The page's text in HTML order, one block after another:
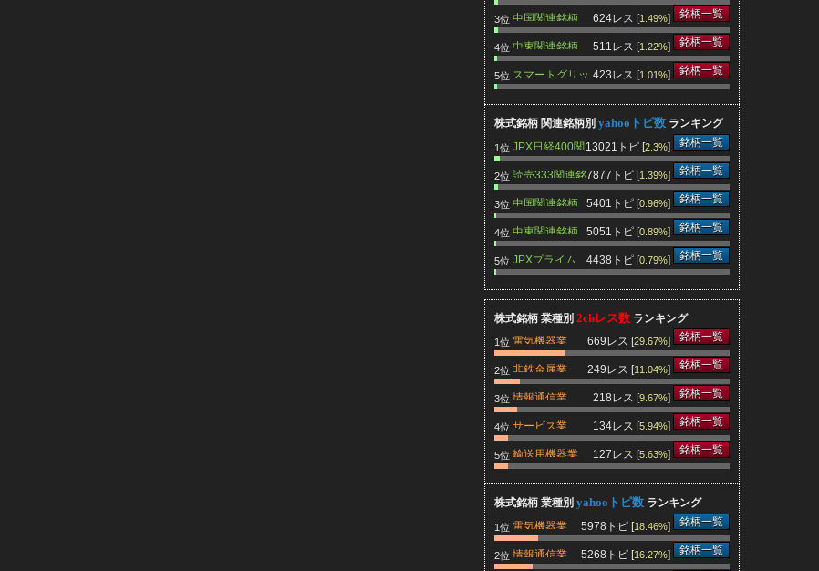
柄
3位 中国関連銘柄 624レス [1.49%] 銘柄一覧
4位 中東関連銘柄 511レス [1.22%] 銘柄一覧
5位 スマートグリッ
ド関連銘柄
423レス [1.01%] 銘柄一覧
株式銘柄 関連銘柄別 yahooトピ数 ランキング
1位 JPX日経400関
連銘柄
13021トピ [2.3%] 銘柄一覧
2位 読売333関連銘
柄
7877トピ [1.39%] 銘柄一覧
3位 中国関連銘柄 5401トピ [0.96%] 銘柄一覧
4位 中東関連銘柄 5051トピ [0.89%] 銘柄一覧
5位 JPXプライム
150関連銘柄
4438トピ [0.79%] 銘柄一覧
株式銘柄 業種別 2chレス数 ランキング
1位 電気機器業 669レス [29.67%] 銘柄一覧
2位 非鉄金属業 249レス [11.04%] 銘柄一覧
3位 情報通信業 218レス [9.67%] 銘柄一覧
4位 サービス業 134レス [5.94%] 銘柄一覧
5位 輸送用機器業 127レス [5.63%] 銘柄一覧
株式銘柄 業種別 yahooトピ数 ランキング
1位 電気機器業 5978トピ [18.46%] 銘柄一覧
2位 情報通信業 5268トピ [16.27%] 銘柄一覧